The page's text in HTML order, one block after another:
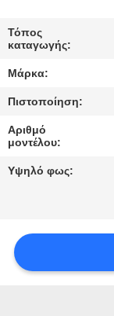
ΖΗΤΉΣΤΕ
ΜΙΑ
SITEMAP
Τόπος
καταγωγής:
Μάρκα:
Πιστοποίηση:
Αριθμό
μοντέλου:
Υψηλό φως: